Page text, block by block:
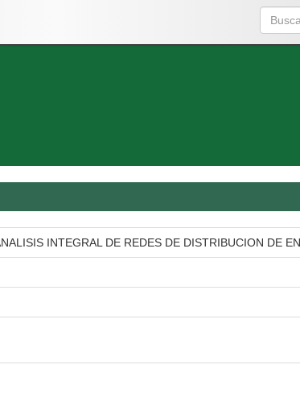
INTEGRAL DE REDES DE DISTRIBUCION DE